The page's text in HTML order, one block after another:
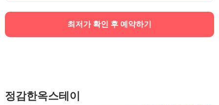
최저가 확인 후 예약하기
정감한옥스테이